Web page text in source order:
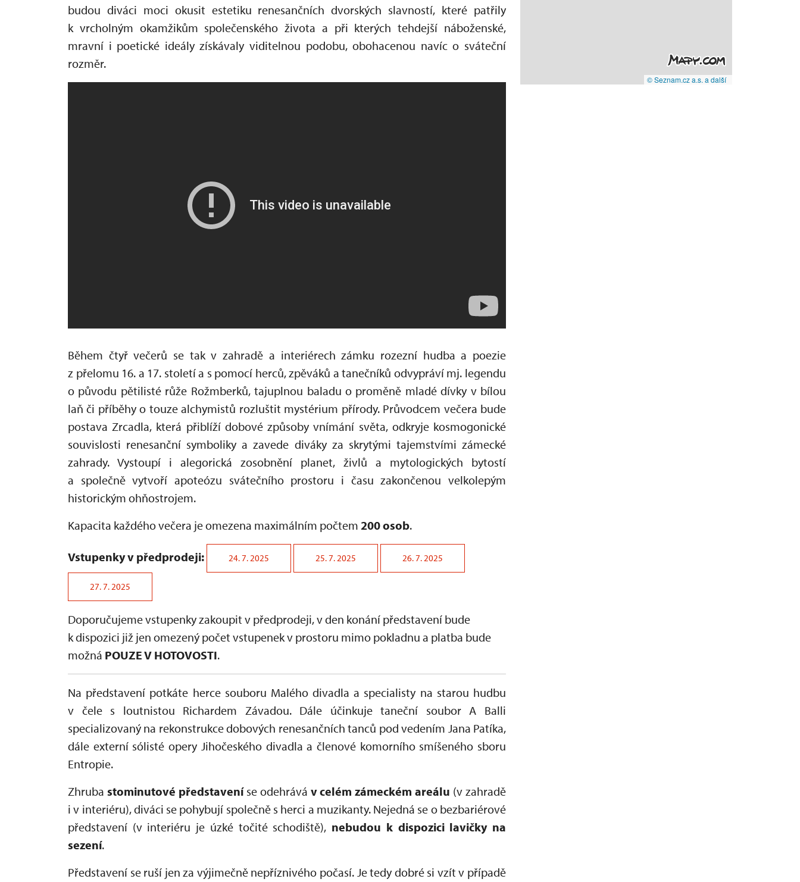
budou diváci moci okusit estetiku renesančních dvorských slavností, které patřily
k vrcholným okamžikům společenského života a při kterých tehdejší náboženské,
mravní i poetické ideály získávaly viditelnou podobu, obohacenou navíc o sváteční
rozměr.
Během čtyř večerů se tak v zahradě a interiérech zámku rozezní hudba a poezie
z přelomu 16. a 17. století a s pomocí herců, zpěváků a tanečníků odvypráví mj. legendu
o původu pětilisté růže Rožmberků, tajuplnou baladu o proměně mladé dívky v bílou
laň či příběhy o touze alchymistů rozluštit mystérium přírody. Průvodcem večera bude
postava Zrcadla, která přiblíží dobové způsoby vnímání světa, odkryje kosmogonické
souvislosti renesanční symboliky a zavede diváky za skrytými tajemstvími zámecké
zahrady. Vystoupí i alegorická zosobnění planet, živlů a mytologických bytostí
a společně vytvoří apoteózu svátečního prostoru i času zakončenou velkolepým
historickým ohňostrojem.
Kapacita každého večera je omezena maximálním počtem 200 osob.
Vstupenky v předprodeji: 24. 7. 2025 25. 7. 2025 26. 7. 2025
27. 7. 2025
Doporučujeme vstupenky zakoupit v předprodeji, v den konání představení bude
k dispozici již jen omezený počet vstupenek v prostoru mimo pokladnu a platba bude
možná POUZE V HOTOVOSTI.
Na představení potkáte herce souboru Malého divadla a specialisty na starou hudbu
v čele s loutnistou Richardem Závadou. Dále účinkuje taneční soubor A Balli
specializovaný na rekonstrukce dobových renesančních tanců pod vedením Jana Patíka,
dále externí sólisté opery Jihočeského divadla a členové komorního smíšeného sboru
Entropie.
Zhruba stominutové představeníse odehrává v celém zámeckém areálu (v zahradě
i v interiéru), diváci se pohybují společně s herci a muzikanty. Nejedná se o bezbariérové
představení (v interiéru je úzké točité schodiště), nebudou k dispozici lavičky na
sezení.
Představení se ruší jen za výjimečně nepříznivého počasí. Je tedy dobré si vzít v případě
© Seznam.cz a.s. a další